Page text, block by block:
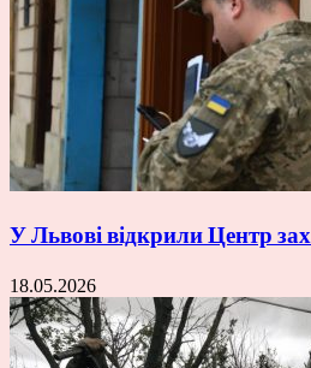
У Львові відкрили Центр
18.05.2026